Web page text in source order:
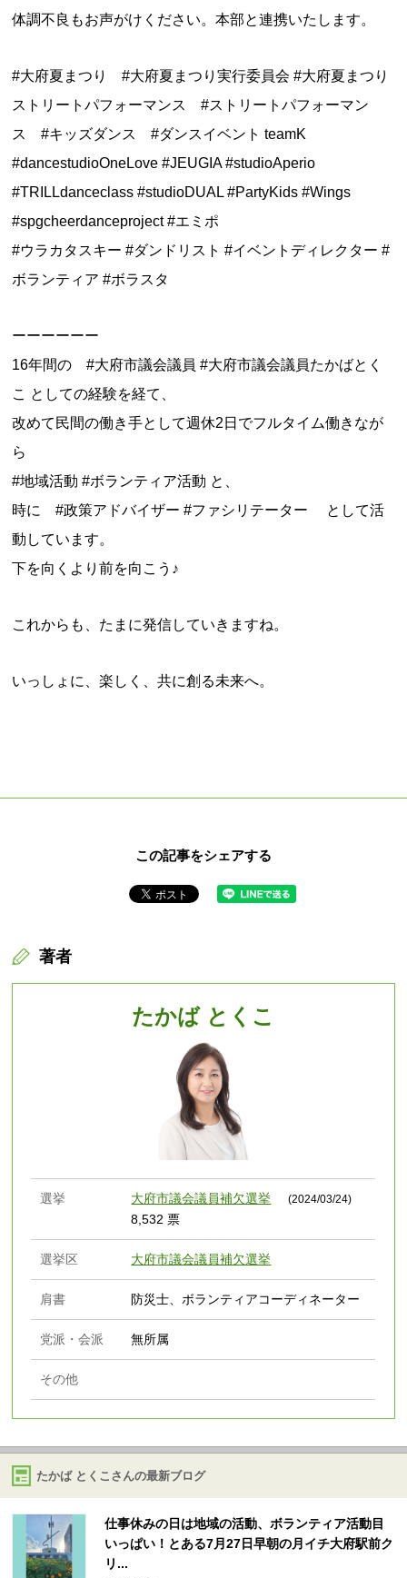
体調不良もお声がけください。本部と連携いたします。
#大府夏まつり #大府夏まつり実行委員会 #大府夏まつり
ストリートパフォーマンス #ストリートパフォーマン
ス #キッズダンス #ダンスイベント teamK
#dancestudioOneLove #JEUGIA #studioAperio
#TRILLdanceclass #studioDUAL #PartyKids #Wings
#spgcheerdanceproject #エミポ
#ウラカタスキー #ダンドリスト #イベントディレクター #
ボランティア #ボラスタ
ーーーーーー
16年間の #大府市議会議員 #大府市議会議員たかばとく
こ としての経験を経て、
改めて民間の働き手として週休2日でフルタイム働きなが
ら
#地域活動 #ボランティア活動 と、
時に #政策アドバイザー #ファシリテーター として活
動しています。
下を向くより前を向こう♪
これからも、たまに発信していきますね。
いっしょに、楽しく、共に創る未来へ。
この記事をシェアする
著者
たかば とくこ
選挙 大府市議会議員補欠選挙 (2024/03/24)
8,532 票
選挙区 大府市議会議員補欠選挙
肩書 防災士、ボランティアコーディネーター
党派・会派 無所属
その他
たかば とくこさんの最新ブログ
仕事休みの日は地域の活動、ボランティア活動目
いっぱい！とある7月27日早朝の月イチ大府駅前ク
リ...